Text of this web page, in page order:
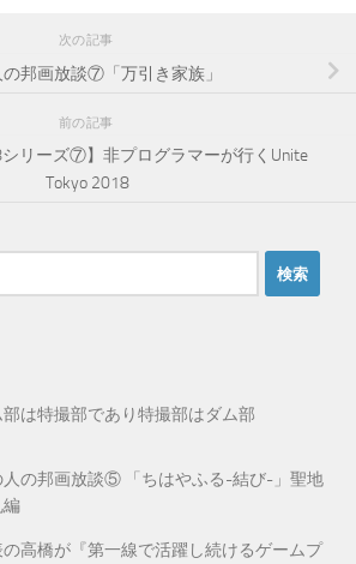
次の記事
邦画放談⑦「万引き家族」
前の記事
シリーズ⑦】非プログラマーが行くUnite
Tokyo 2018
部は特撮部であり特撮部はダム部
人の邦画放談⑤ 「ちはやふる-結び-」聖地
編
の高橋が『第一線で活躍し続けるゲームプ